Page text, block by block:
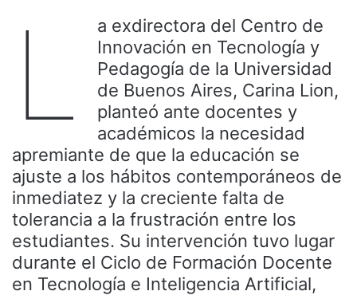
L
a exdirectora del Centro de
Innovación en Tecnología y
Pedagogía de la Universidad
de Buenos Aires, Carina Lion,
planteó ante docentes y
académicos la necesidad
apremiante de que la educación se
ajuste a los hábitos contemporáneos de
inmediatez y la creciente falta de
tolerancia a la frustración entre los
estudiantes. Su intervención tuvo lugar
durante el Ciclo de Formación Docente
en Tecnología e Inteligencia Artificial,